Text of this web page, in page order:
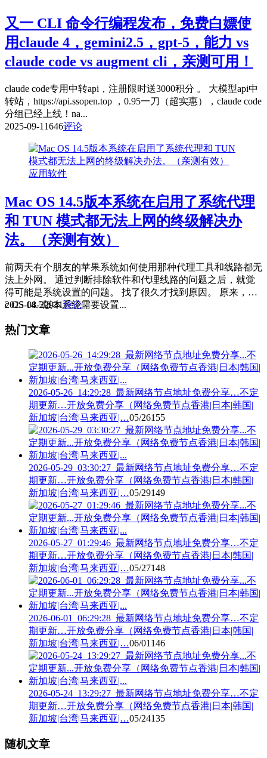
又一 CLI 命令行编程发布，免费白嫖使
用claude 4，gemini2.5，gpt-5，能力 vs
claude code vs augment cli，亲测可用！
claude code专用中转api，注册限时送3000积分 。 大模型api中
转站，https://api.ssopen.top ，0.95一刀（超实惠），claude code
分组已经上线！na...
2025-09-11646评论
应用软件
Mac OS 14.5版本系统在启用了系统代理
和 TUN 模式都无法上网的终级解决办
法。（亲测有效）
前两天有个朋友的苹果系统如何使用那种代理工具和线路都无
法上外网。 通过判断排除软件和代理线路的问题之后，就觉
得可能是系统设置的问题。 找了很久才找到原因。 原来，Ma
c OS 14.5版本系统需要设置...
2025-08-22931评论
热门文章
2026-05-26_14:29:28_最新网络节点地址免费分享…不定
期更新…开放免费分享（网络免费节点香港|日本|韩国|
新加坡|台湾|马来西亚|…05/26155
2026-05-29_03:30:27_最新网络节点地址免费分享…不定
期更新…开放免费分享（网络免费节点香港|日本|韩国|
新加坡|台湾|马来西亚|…05/29149
2026-05-27_01:29:46_最新网络节点地址免费分享…不定
期更新…开放免费分享（网络免费节点香港|日本|韩国|
新加坡|台湾|马来西亚|…05/27148
2026-06-01_06:29:28_最新网络节点地址免费分享…不定
期更新…开放免费分享（网络免费节点香港|日本|韩国|
新加坡|台湾|马来西亚|…06/01 146
2026-05-24_13:29:27_最新网络节点地址免费分享…不定
期更新…开放免费分享（网络免费节点香港|日本|韩国|
新加坡|台湾|马来西亚|…05/24135
随机文章